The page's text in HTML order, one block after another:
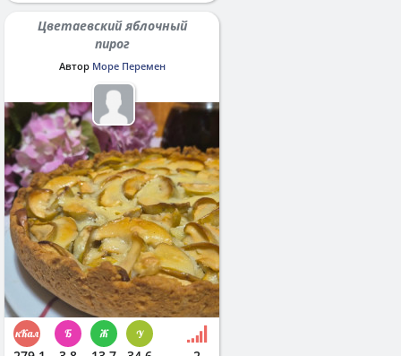
Цветаевский яблочный
пирог
Автор Море Перемен